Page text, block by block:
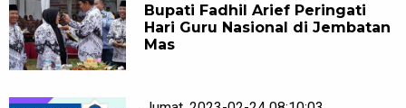
Bupati Fadhil Arief Peringati
Hari Guru Nasional di Jembatan
Mas